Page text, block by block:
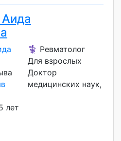
⚕️ Ревматолог
Для взрослых
Доктор
медицинских наук
лет